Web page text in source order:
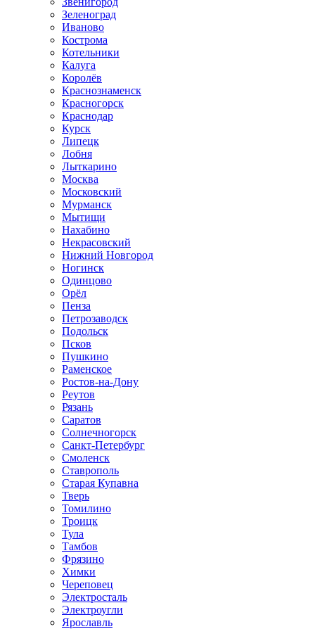
Зеленоград
Иваново
Кострома
Котельники
Калуга
Королёв
Краснознаменск
Красногорск
Краснодар
Курск
Липецк
Лобня
Лыткарино
Москва
Московский
Мурманск
Мытищи
Нахабино
Некрасовский
Нижний Новгород
Ногинск
Одинцово
Орёл
Пенза
Петрозаводск
Подольск
Псков
Пушкино
Раменское
Ростов-на-Дону
Реутов
Рязань
Саратов
Солнечногорск
Санкт-Петербург
Смоленск
Ставрополь
Старая Купавна
Тверь
Томилино
Троицк
Тула
Тамбов
Фрязино
Химки
Череповец
Электросталь
Электроугли
Ярославль